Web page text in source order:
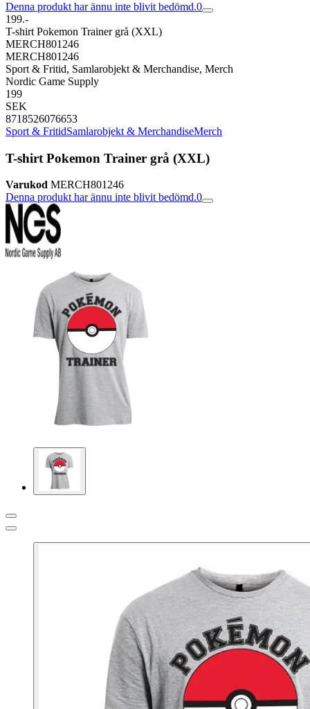
Denna produkt har ännu inte blivit bedömd.0
199.-
T-shirt Pokemon Trainer grå (XXL)
MERCH801246
MERCH801246
Sport & Fritid, Samlarobjekt & Merchandise, Merch
Nordic Game Supply
199
SEK
8718526076653
Sport & FritidSamlarobjekt & MerchandiseMerch
T-shirt Pokemon Trainer grå (XXL)
Varukod MERCH801246
Denna produkt har ännu inte blivit bedömd.0